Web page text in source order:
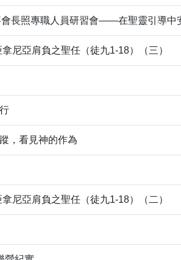
長照專職人員研習會——在聖靈引導中
尼亞肩負之聖任（徒九1-18）（三）
，看見神的作為
尼亞肩負之聖任（徒九1-18）（二）